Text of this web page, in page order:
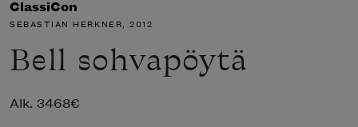
ClassiCon
SEBASTIAN HERKNER, 2012
Bell sohvapöytä
Alk. 3468€